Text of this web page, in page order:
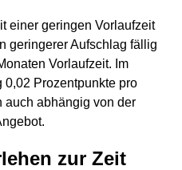
einer geringen Vorlaufzeit
geringerer Aufschlag fällig
Vorlaufzeit. Im
0,02 Prozentpunkte pro
auch abhängig von der
zur Zeit